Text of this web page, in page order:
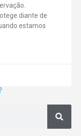
diante de
estamos